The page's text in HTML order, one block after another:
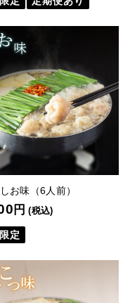
お味（6人前）
円 (税込)
定